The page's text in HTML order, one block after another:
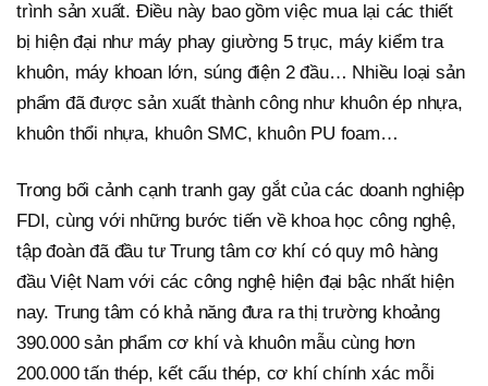
trình sản xuất. Điều này bao gồm việc mua lại các thiết
bị hiện đại như máy phay giường 5 trục, máy kiểm tra
khuôn, máy khoan lớn, súng điện 2 đầu… Nhiều loại sản
phẩm đã được sản xuất thành công như khuôn ép nhựa,
khuôn thổi nhựa, khuôn SMC, khuôn PU foam…
Trong bối cảnh cạnh tranh gay gắt của các doanh nghiệp
FDI, cùng với những bước tiến về khoa học công nghệ,
tập đoàn đã đầu tư Trung tâm cơ khí có quy mô hàng
đầu Việt Nam với các công nghệ hiện đại bậc nhất hiện
nay. Trung tâm có khả năng đưa ra thị trường khoảng
390.000 sản phẩm cơ khí và khuôn mẫu cùng hơn
200.000 tấn thép, kết cấu thép, cơ khí chính xác mỗi